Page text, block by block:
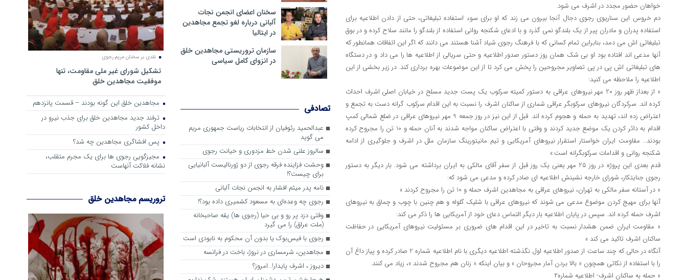
خواهان حضور مجدد در اشرف می شود.
دم خروس این سناریوی رجوی دجال آنجا بیرون می زند که او برای سوء استفاده تبلیغاتی، حتی از دادن اطلاعیه برای
استفاده پدران و مادران پیر از یک بلندگو نمی گذرد و با ادعای شکنجه روانی استفاده از بلندگو را مانند سلاح کرده و در بوق
تبلیغاتی اش می دمد، بنابراین تمام کسانی که با فرهنگ رجوی شیاد آشنا هستند می دانند که اگر این اتفاقات همانطور که
آنها مدعی اند افتاده بود او بی شک همان روز دستور صدور اطلاعیه و حتی سریالی از اطلاعیه ها را می داد و در دستگاه
های تبلیغاتی اش پی در پی تصاویر مجروحین را پخش می کرد تا از این موضوعات بهره برداری کند. در زیر بخشی از این
اطلاعیه را ملاحظه می کنید:
« از بعداز ظهر روز 20 مهر نیروهای عراقی به دستور کمیته سرکوب یک پست جدید مسلح در خیابان اصلی اشرف احداث
کرده اند. سرکردگان نیروهای سرکوبگر عراقی شماری از ساکنان اشرف را نسبت به این اقدام سرکوب گرانه دست به تجمع و
اعتراض زده اند، تهدید به حمله و هجوم کرده اند. قبل از این نیز در روز جمعه 9 مهر نیروهای عراقی در ضلع شمالی کمپ
اقدام به دائر کردن یک موضع جدید کردند و وقتی با اعتراض ساکنان مواجه شدند به آنان حمله و 10 تن را مجروح کرده
بودند… مقاومت ایران خواستار استقرار نیروهای آمریکایی و تیم مانیتورینگ سازمان ملل در اشرف و جلوگیری از ادامه
شکنجه روانی و اقدامات سرکوبگرانه است.»
قدم بعدی این پروژه در روز 25 مهر یعنی یک روز قبل از سفر آقای مالکی به ایران برداشته می شود. بار دیگر به دستور
رجوی جنایتکار، شورای خارجه نشینش اطلاعیه ای صادر کرده و مدعی می شود که:
« در آستانه سفر مالکی به تهران، نیروهای عراقی به مجاهدین اشرف حمله و 10 تن را مجروح کردند »
آنها برای مهیج کردن موضوع مدعی می شوند که نیروهای عراقی با شلیک گلوله و هم چنین با چوب و چماق به نیروهای
اشرف حمله کرده اند. سپس در پایان اطلاعیه بار دیگر التماس دعای خود از آمریکایی ها را ذکر می کند:
« مقاومت ایران ضمن هشدار نسبت به تاخیر در این اقدام های ضروری بر مسئولیت نیروهای آمریکایی در حفاظت
ساکنان اشرف تاکید می کند »
آنگاه در حالی که چند ساعت از صدور اطلاعیه اول نگذشته اطلاعیه دیگری با نام اطلاعیه شماره 2 صادر کرده و پیاز داغ آن
را با استفاده از نکاتی همچون « بالا بردن آمار مجروحان » و بیان اینکه « زنان هم مجروح شدند »، زیاد می کنند.
« حمله به ساکنان اشرف- اطلاعیه شماره۲
سخنان اعضای انجمن نجات
آلبانی درباره لغو تجمع مجاهدین
در ایتالیا
سازمان تروریستی مجاهدین خلق
در انزوای کامل سیاسی
تصادفی
عبدالحمید رئوفیان از انتخابات ریاست جمهوری مریم
می گوید
سالروز علنی شدن خط مزدوری و خیانت رجوی
وحشت فزاینده فرقه رجوی از دو ژورنالیست آلبانیایی
برای چیست؟!
نامه پدر میثم افشار به انجمن نجات آلبانی
رجوی چه وعده‌ای به مسعود کشمیری داده بود؟!
وقتی دزد پر رو و بی حیا (رجوی ها) یقه صاحبخانه
(ملت عراق) را می گیرد
رجوی با فیس‌بوک یا بدون آن محکوم به نابودی است
مجاهدین، شرم‎ساری در نروژ، باخت در فرانسه
ديروز ، اشرف پايدار!…امروز؟
نقدی بر سخنان مریم رجوی
تشکیل شورای غیر ملی مقاومت، تنها
موفقیت مجاهدین خلق
مجاهدین خلق این گونه بودند – قسمت پانزدهم
ترفند جدید مجاهدین خلق برای جذب نیرو در
داخل کشور
پس افشاگری مجاهدین چه شد؟
مجیزگویی رجوی ها برای یک مجرم متقلب،
نشانه فلاکت آنهاست
تروریسم مجاهدین خلق